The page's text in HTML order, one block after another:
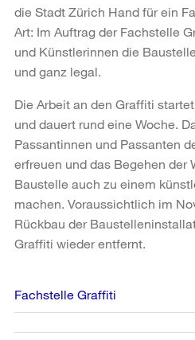
die Stadt Zürich Hand für ein
Art: Im Auftrag der Fachstelle
und Künstlerinnen die
und ganz legal.
Die Arbeit an den Graffiti
und dauert rund eine Woche.
Passantinnen und Passanten
erfreuen und das Begehen der
Baustelle auch zu einem
machen. Voraussichtlich im
Rückbau der
Graffiti wieder entfernt.
Weitere
Informationen
Fachstelle Graffiti